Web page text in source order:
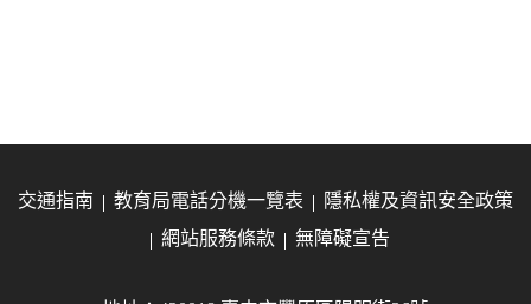
交通指南 教育局電話分機一覽表
隱私權及資訊安全政策
網站服務條款
無障礙宣告